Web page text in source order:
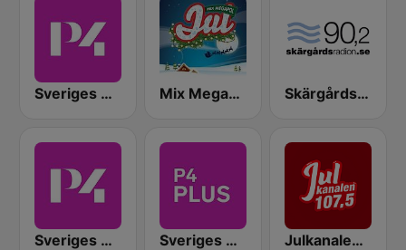
Sveriges Radio P4 Skaraborg Mix Megapol Jul Skärgårdsradion
Sveriges Radio P4 Östergötland Sveriges Radio P4 Plus Julkanalen 107.5 FM